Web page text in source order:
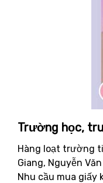
Trường học,
Hàng loạt trường
Giang, Nguyễn
Nhu cầu mua giấy